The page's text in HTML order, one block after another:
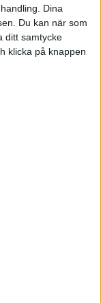
Dina
Du kan när som
ditt samtycke
klicka på knappen